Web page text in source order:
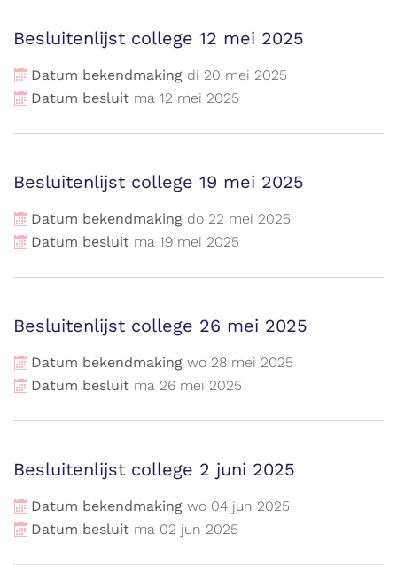
Besluitenlijst college 12 mei 2025
Datum bekendmaking di 20 mei 2025
Datum besluit ma 12 mei 2025
Besluitenlijst college 19 mei 2025
Datum bekendmaking do 22 mei 2025
Datum besluit ma 19 mei 2025
Besluitenlijst college 26 mei 2025
Datum bekendmaking wo 28 mei 2025
Datum besluit ma 26 mei 2025
Besluitenlijst college 2 juni 2025
Datum bekendmaking wo 04 jun 2025
Datum besluit ma 02 jun 2025